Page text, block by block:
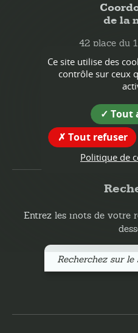
de la
42 place du
38470
tél : 04
Entrez les mots de votre
Recherchez
Ce site utilise des
contrôle sur ceux
Tout
Tout refuser
Politique de